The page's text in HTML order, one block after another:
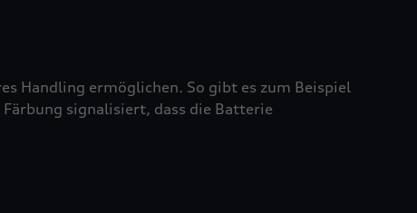
Handling ermöglichen. So gibt es zum Beispiel
signalisiert, dass die Batterie